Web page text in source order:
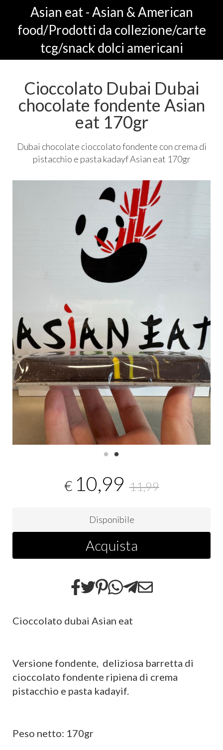
Asian eat - Asian & American
food/Prodotti da collezione/carte
tcg/snack dolci americani
Cioccolato Dubai Dubai
chocolate fondente Asian
eat 170gr
Dubai chocolate cioccolato fondente con crema di
pistacchio e pasta kadayf Asian eat 170gr
€ 10,99 11,99
Disponibile
Acquista
Cioccolato dubai Asian eat
Versione fondente, deliziosa barretta di
cioccolato fondente ripiena di crema
pistacchio e pasta kadayif.​
Peso netto: 170gr